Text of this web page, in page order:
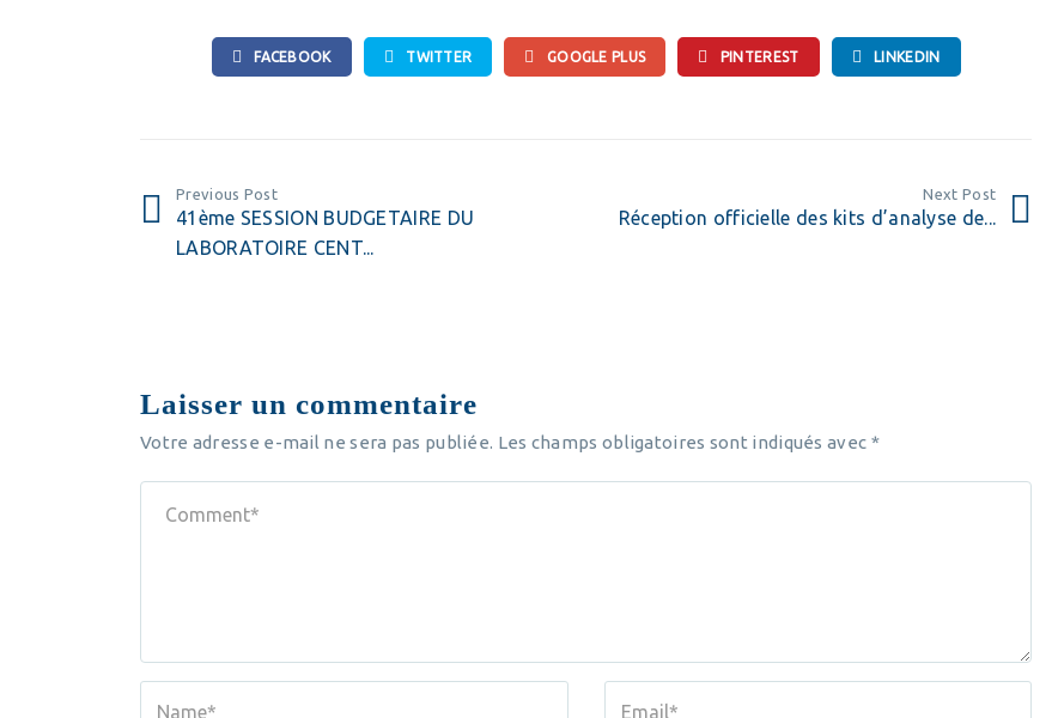
FACEBOOK TWITTER GOOGLE PLUS PINTEREST LINKEDIN
Previous Post
41ème SESSION BUDGETAIRE DU
LABORATOIRE CENT...
Next Post
Réception officielle des kits d’analyse de...
Laisser un commentaire
Votre adresse e-mail ne sera pas publiée. Les champs obligatoires sont indiqués avec *